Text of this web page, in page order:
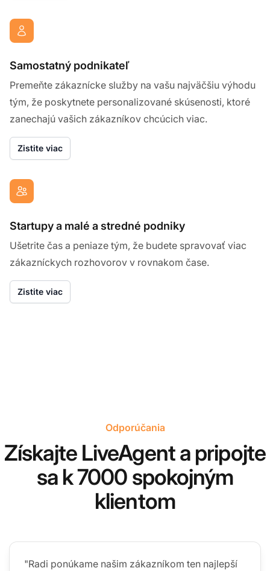
Samostatný podnikateľ
Premeňte zákaznícke služby na vašu najväčšiu výhodu
tým, že poskytnete personalizované skúsenosti, ktoré
zanechajú vašich zákazníkov chcúcich viac.
Zistite viac
Startupy a malé a stredné podniky
Ušetrite čas a peniaze tým, že budete spravovať viac
zákazníckych rozhovorov v rovnakom čase.
Zistite viac
Odporúčania
Získajte LiveAgent a pripojte
sa k 7000 spokojným
klientom
"Radi ponúkame našim zákazníkom ten najlepší